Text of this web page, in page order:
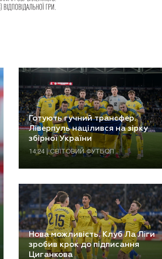
Готують гучний трансфер.
Ліверпуль націлився на зірку
збірної України
14:24 | СВІТОВИЙ ФУТБОЛ
Нова можливість. Клуб Ла Ліги
зробив крок до підписання
Циганкова